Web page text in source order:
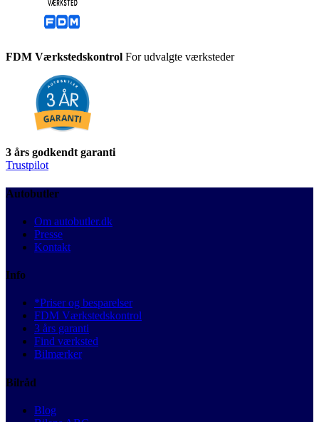
FDM Værkstedskontrol For udvalgte værksteder
3 års godkendt garanti
Trustpilot
Autobutler
Om autobutler.dk
Presse
Kontakt
Info
*Priser og besparelser
FDM Værkstedskontrol
3 års garanti
Find værksted
Bilmærker
Bilråd
Blog